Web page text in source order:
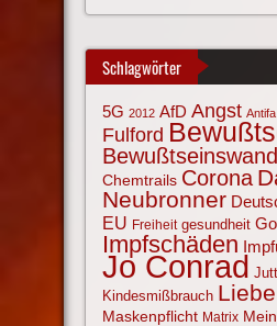
Schlagwörter
5G 2012 AfD Angst Antifa
Fulford
Chemtrails Corona
Neubronner
EU Freiheit gesundheit
Impfschäden
Jo Conrad
Kindesmißbrauch Liebe
Maskenpflicht Matrix